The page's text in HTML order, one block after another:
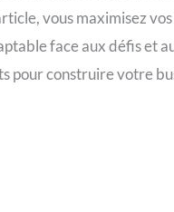
vous maximisez
face aux défis et
pour construire votre